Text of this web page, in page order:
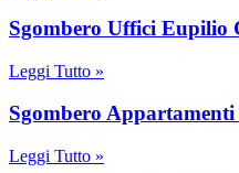
Sgombero Uffici Eupilio
Leggi Tutto »
Sgombero Appartamenti
Leggi Tutto »